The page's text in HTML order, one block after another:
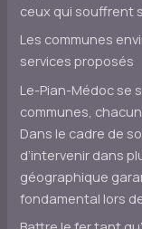
ceux qui souffrent
Les communes
services proposés
Le-Pian-Médoc se
communes,
Dans le cadre de
d’intervenir dans
géographique
fondamental lors